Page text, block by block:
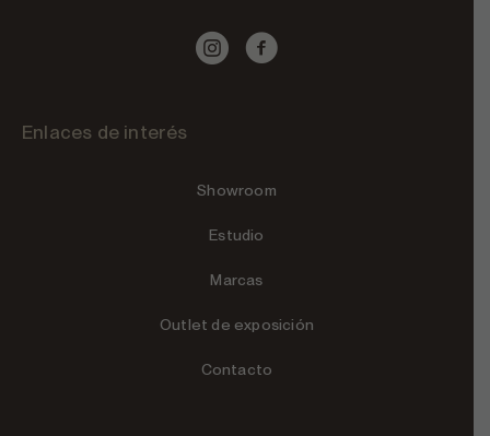
Enlaces de interés
Showroom
Estudio
Marcas
Outlet de exposición
Contacto